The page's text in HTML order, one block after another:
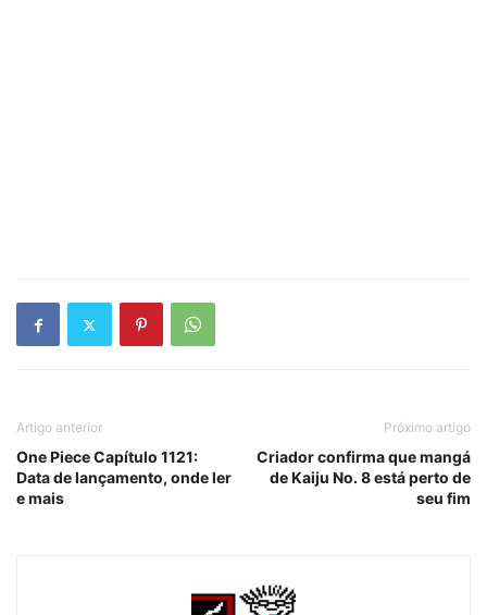
Artigo anterior
One Piece Capítulo 1121:
Data de lançamento, onde ler
e mais
Próximo artigo
Criador confirma que mangá
de Kaiju No. 8 está perto de
seu fim